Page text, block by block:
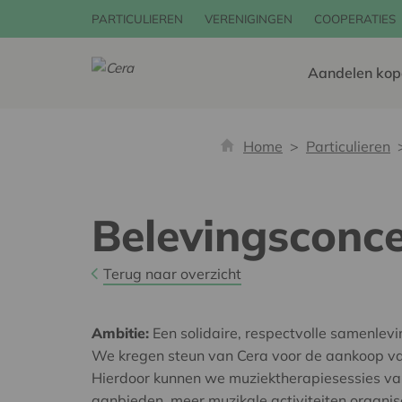
PARTICULIEREN VERENIGINGEN COOPERATIES
Aandelen
Home Particulieren
Terug naar overzicht
Ambitie: Een solidaire, respectvolle
We kregen steun van Cera voor de aankoop
Hierdoor kunnen we muziektherapiesessies